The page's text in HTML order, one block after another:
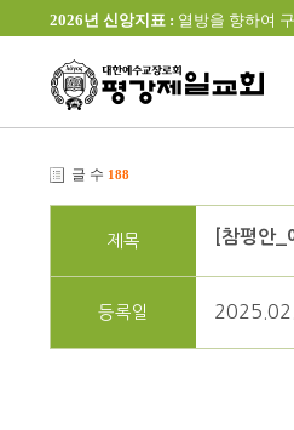
2026년 신앙지표 : 열방을 향하여
글 수 188
제목 [참평안
등록일